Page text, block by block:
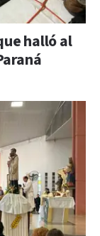
halló al